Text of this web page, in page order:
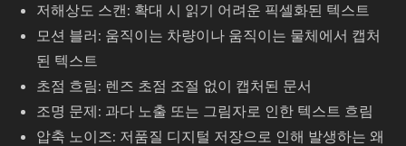
저해상도 스캔: 확대 시 읽기 어려운 픽셀화된 텍스트
모션 블러: 움직이는 차량이나 움직이는 물체에서 캡처
된 텍스트
초점 흐림: 렌즈 초점 조절 없이 캡처된 문서
조명 문제: 과다 노출 또는 그림자로 인한 텍스트 흐림
압축 노이즈: 저품질 디지털 저장으로 인해 발생하는 왜